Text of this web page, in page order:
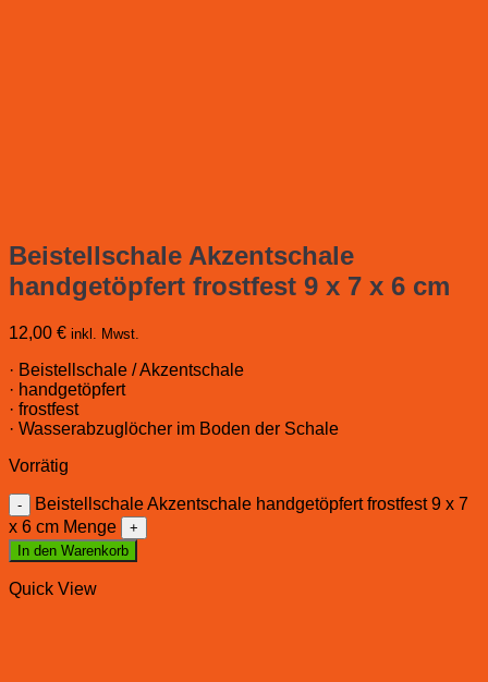
Beistellschale Akzentschale
handgetöpfert frostfest 9 x 7 x 6 cm
12,00 € inkl. Mwst.
· Beistellschale / Akzentschale
· handgetöpfert
· frostfest
· Wasserabzuglöcher im Boden der Schale
Vorrätig
Beistellschale Akzentschale handgetöpfert frostfest 9 x 7
x 6 cm Menge
In den Warenkorb
Quick View